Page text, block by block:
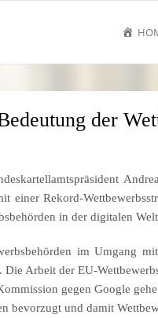
der
einer Rekord-
in der digitalen
im Umgang
Arbeit der EU-
gegen Google
bevorzugt und damit